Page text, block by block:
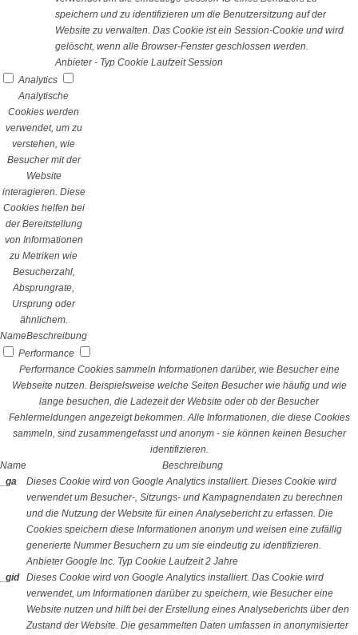
speichern und zu identifizieren um die Benutzersitzung auf der
Website zu verwalten. Das Cookie ist ein Session-Cookie und wird
gelöscht, wenn alle Browser-Fenster geschlossen werden.
Anbieter - Typ Cookie Laufzeit Session
Analytics
Analytische
Cookies werden
verwendet, um zu
verstehen, wie
Besucher mit der
Website
interagieren. Diese
Cookies helfen bei
der Bereitstellung
von Informationen
zu Metriken wie
Besucherzahl,
Absprungrate,
Ursprung oder
ähnlichem.
NameBeschreibung
Performance
Performance Cookies sammeln Informationen darüber, wie Besucher eine
Webseite nutzen. Beispielsweise welche Seiten Besucher wie häufig und wie
lange besuchen, die Ladezeit der Website oder ob der Besucher
Fehlermeldungen angezeigt bekommen. Alle Informationen, die diese Cookies
sammeln, sind zusammengefasst und anonym - sie können keinen Besucher
identifizieren.
Name
Beschreibung
_ga
Dieses Cookie wird von Google Analytics installiert. Dieses Cookie wird
verwendet um Besucher-, Sitzungs- und Kampagnendaten zu berechnen
und die Nutzung der Website für einen Analysebericht zu erfassen. Die
Cookies speichern diese Informationen anonym und weisen eine zufällig
generierte Nummer Besuchern zu um sie eindeutig zu identifizieren.
Anbieter Google Inc. Typ Cookie Laufzeit 2 Jahre
_gid
Dieses Cookie wird von Google Analytics installiert. Das Cookie wird
verwendet, um Informationen darüber zu speichern, wie Besucher eine
Website nutzen und hilft bei der Erstellung eines Analyseberichts über den
Zustand der Website. Die gesammelten Daten umfassen in anonymisierter